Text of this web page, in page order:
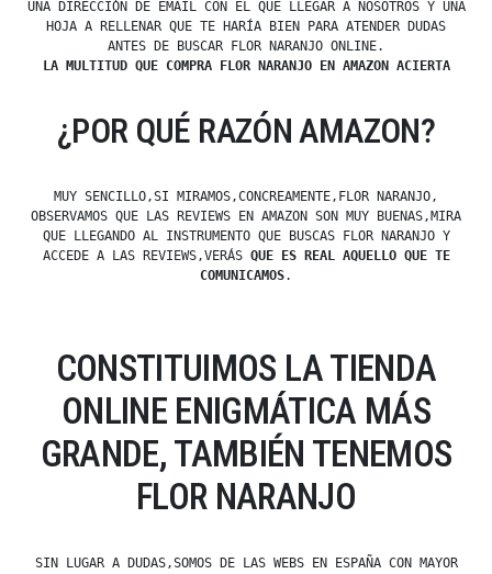
UNA DIRECCIÓN DE EMAIL CON EL QUE LLEGAR A NOSOTROS Y UNA
HOJA A RELLENAR QUE TE HARÍA BIEN PARA ATENDER DUDAS
ANTES DE BUSCAR FLOR NARANJO ONLINE.
LA MULTITUD QUE COMPRA FLOR NARANJO EN AMAZON ACIERTA
¿POR QUÉ RAZÓN AMAZON?
MUY SENCILLO,SI MIRAMOS,CONCREAMENTE,FLOR NARANJO,
OBSERVAMOS QUE LAS REVIEWS EN AMAZON SON MUY BUENAS,MIRA
QUE LLEGANDO AL INSTRUMENTO QUE BUSCAS FLOR NARANJO Y
ACCEDE A LAS REVIEWS,VERÁS QUE ES REAL AQUELLO QUE TE
COMUNICAMOS.
CONSTITUIMOS LA TIENDA
ONLINE ENIGMÁTICA MÁS
GRANDE, TAMBIÉN TENEMOS
FLOR NARANJO
SIN LUGAR A DUDAS,SOMOS DE LAS WEBS EN ESPAÑA CON MAYOR